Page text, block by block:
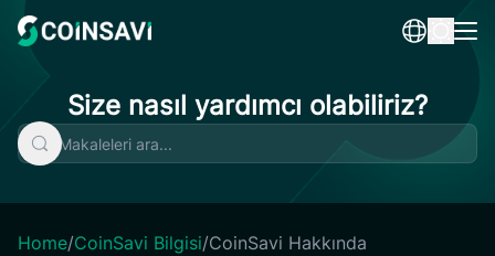
content
Size nasıl yardımcı olabiliriz?
Home/CoinSavi Bilgisi/CoinSavi Hakkında